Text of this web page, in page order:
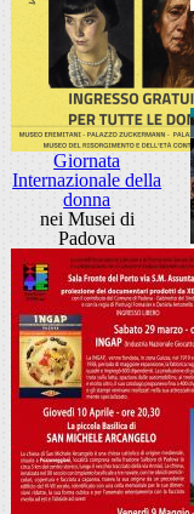
Giornata
Internazionale della
donna
nei Musei di
Padova